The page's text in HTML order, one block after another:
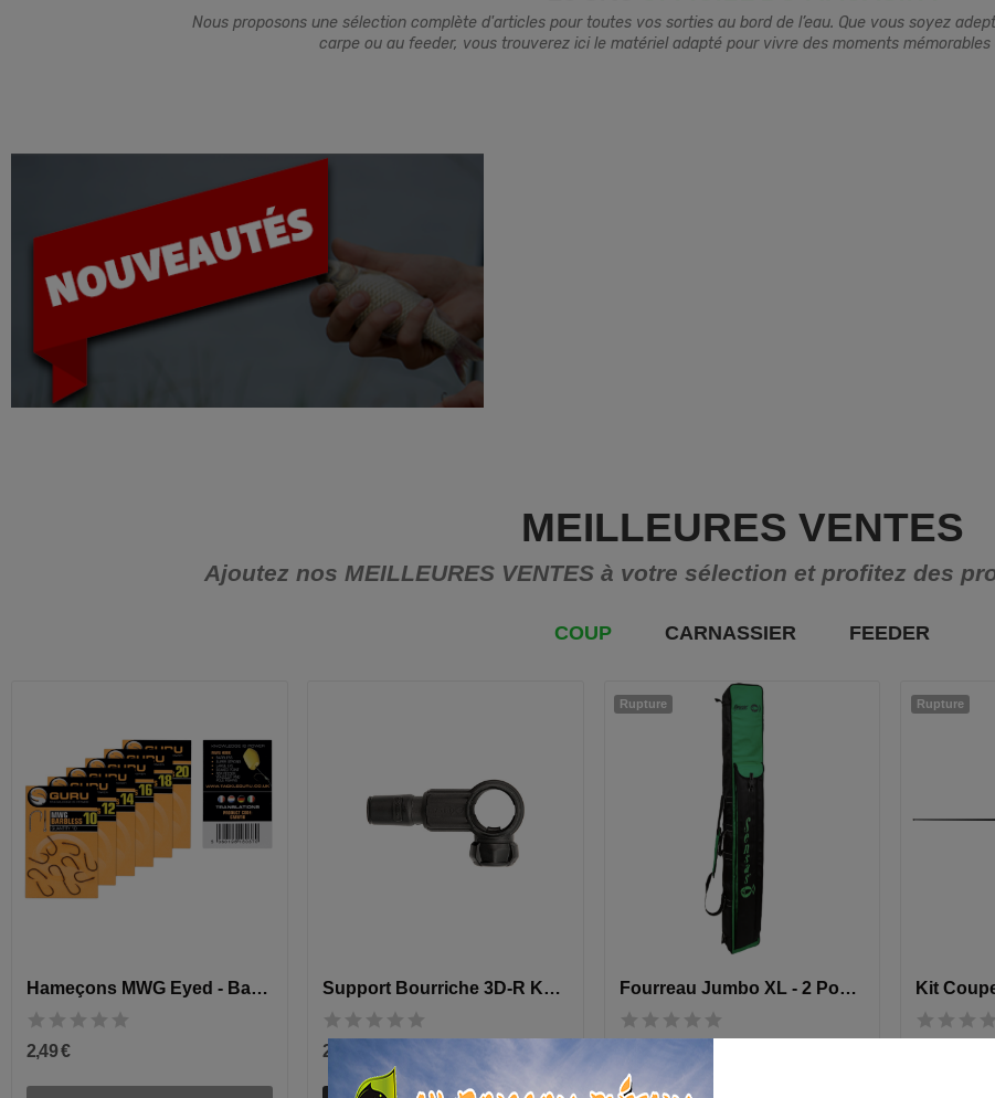
Nous proposons une sélection complète d'articles pour toutes vos sorties au bord de l’eau. Que vous soyez
carpe ou au feeder, vous trouverez ici le matériel adapté pour vivre des moments
MEILLEURES VENTES
Ajoutez nos MEILLEURES VENTES à votre sélection et profitez des
COUP CARNASSIER FEEDER
Hameçons MWG Eyed - Barbless
2,49 €
Support Bourriche 3D-R Keepnet Arm Short MK2
21,50 €
Rupture
Fourreau Jumbo XL - 2 Poches
Rupture